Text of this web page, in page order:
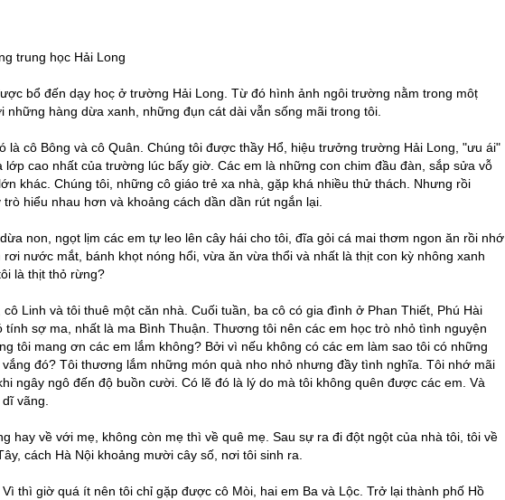
trung học Hải Long
bổ đến dạy hoc̣ ở trường Hải Long. Từ đó hình ảnh ngôi trường nằm trong môṭ
những hàng dừa xanh, những đụn cát dài vẫn sống mãi trong tôi.
là cô Bông và cô Quân. Chúng tôi được thầy Hổ, hiệu trưởng trường Hải Long, "ưu ái"
cao nhất của trường lúc bấy giờ. Các em là những con chim đầu đàn, sắp sửa vỗ
khác. Chúng tôi, những cô giáo trẻ xa nhà, gặp khá nhiều thử thách. Nhưng rồi
hiểu nhau hơn và khoảng cách dần dần rút ngắn lại.
non, ngọt lịm các em tự leo lên cây hái cho tôi, đĩa gỏi cá mai thơm ngon ăn rồi nhớ
nước mắt, bánh khọt nóng hổi, vừa ăn vừa thổi và nhất là thịt con kỳ nhông xanh
là thịt thỏ rừng?
Linh và tôi thuê một căn nhà. Cuối tuần, ba cô có gia đình ở Phan Thiết, Phú Hài
tính sợ ma, nhất là ma Bình Thuận. Thương tôi nên các em học trò nhỏ tình nguyện
tôi mang ơn các em lắm không? Bởi vì nếu không có các em làm sao tôi có những
đó? Tôi thương lắm những món quà nho nhỏ nhưng đầy tình nghĩa. Tôi nhớ mãi
ngây ngô đến độ buồn cười. Có lẽ đó là lý do mà tôi không quên được các em. Và
vãng.
hay về với mẹ, không còn mẹ thì về quê mẹ. Sau sự ra đi đột ngột của nhà tôi, tôi về
cách Hà Nội khoảng mười cây số, nơi tôi sinh ra.
thì giờ quá ít nên tôi chỉ gặp được cô Mòi, hai em Ba và Lộc. Trở lại thành phố Hồ